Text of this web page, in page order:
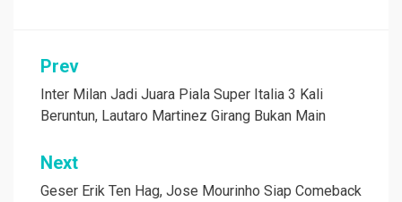
Navigasi
pos
Prev
Inter Milan Jadi Juara Piala Super Italia 3 Kali
Beruntun, Lautaro Martinez Girang Bukan Main
Next
Geser Erik Ten Hag, Jose Mourinho Siap Comeback